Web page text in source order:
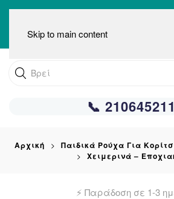
Skip to main content
Βρείτε αυ
📞
Αρχική Παιδικά Ρούχα Για
Χειμερινά –
⚡ Παράδοση σε 1-3